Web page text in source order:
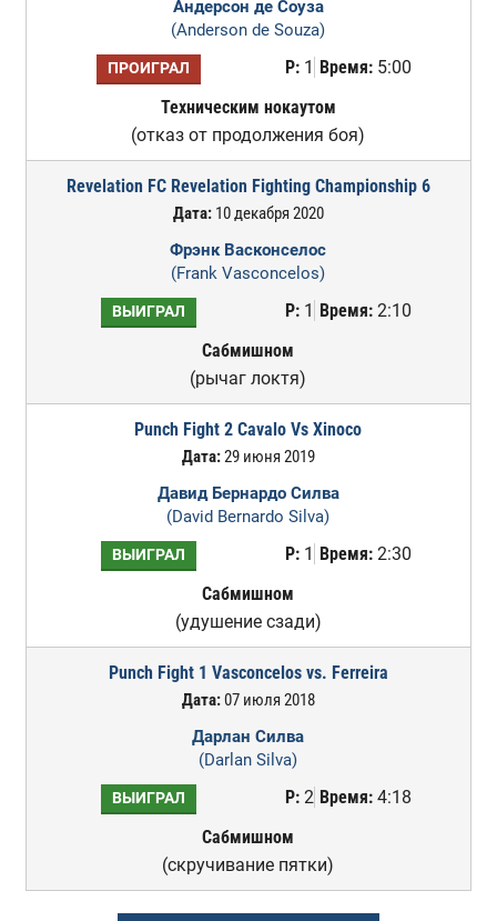
Андерсон де Соуза
(Anderson de Souza)
ПРОИГРАЛ Р:1 Время:5:00
Техническим нокаутом
(отказ от продолжения боя)
Revelation FC Revelation Fighting Championship 6
Дата:10 декабря 2020
Фрэнк Васконселос
(Frank Vasconcelos)
ВЫИГРАЛ Р:1 Время:2:10
Сабмишном
(рычаг локтя)
Punch Fight 2 Cavalo Vs Xinoco
Дата:29 июня 2019
Давид Бернардо Силва
(David Bernardo Silva)
ВЫИГРАЛ Р:1 Время:2:30
Сабмишном
(удушение сзади)
Punch Fight 1 Vasconcelos vs. Ferreira
Дата:07 июля 2018
Дарлан Силва
(Darlan Silva)
ВЫИГРАЛ Р:2 Время:4:18
Сабмишном
(скручивание пятки)